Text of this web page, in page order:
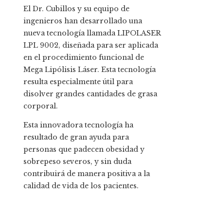
El Dr. Cubillos y su equipo de
ingenieros han desarrollado una
nueva tecnología llamada LIPOLASER
LPL 9002, diseñada para ser aplicada
en el procedimiento funcional de
Mega Lipólisis Láser. Esta tecnología
resulta especialmente útil para
disolver grandes cantidades de grasa
corporal.
Esta innovadora tecnología ha
resultado de gran ayuda para
personas que padecen obesidad y
sobrepeso severos, y sin duda
contribuirá de manera positiva a la
calidad de vida de los pacientes.